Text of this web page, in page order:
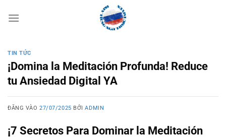
qua
TIN TỨC
¡Domina la Meditación Profunda! Reduce
tu Ansiedad Digital YA
ĐĂNG VÀO27/07/2025 BỞIADMIN
¡7 Secretos Para Dominar la Meditación